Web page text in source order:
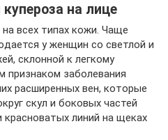
на лице
всех типах кожи. Чаще
у женщин со светлой и
склонной к легкому
признаком заболевания
расширенных вен, которые
скул и боковых частей
красноватых линий на щеках